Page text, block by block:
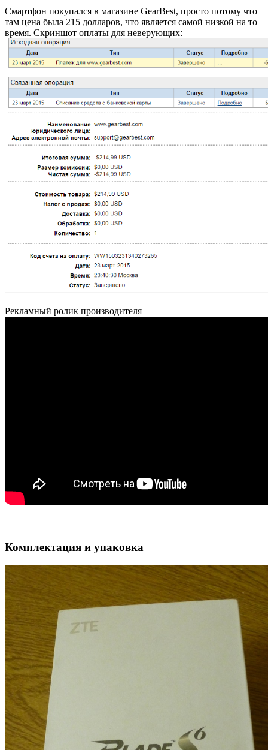
Смартфон покупался в магазине GearBest, просто потому что
там цена была 215 долларов, что является самой низкой на то
время. Скриншот оплаты для неверующих:
Рекламный ролик производителя
Комплектация и упаковка